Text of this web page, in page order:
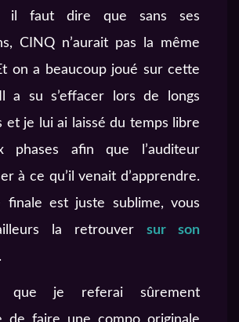
il faut dire que sans ses
CINQ n’aurait pas la même
on a beaucoup joué sur cette
a su s’effacer lors de longs
et je lui ai laissé du temps libre
phases afin que l’auditeur
à ce qu’il venait d’apprendre.
finale est juste sublime, vous
la retrouver sur son
.
que je referai sûrement